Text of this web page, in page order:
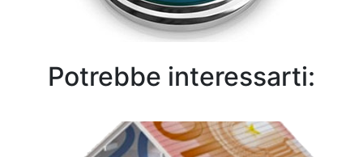
Potrebbe interessarti: